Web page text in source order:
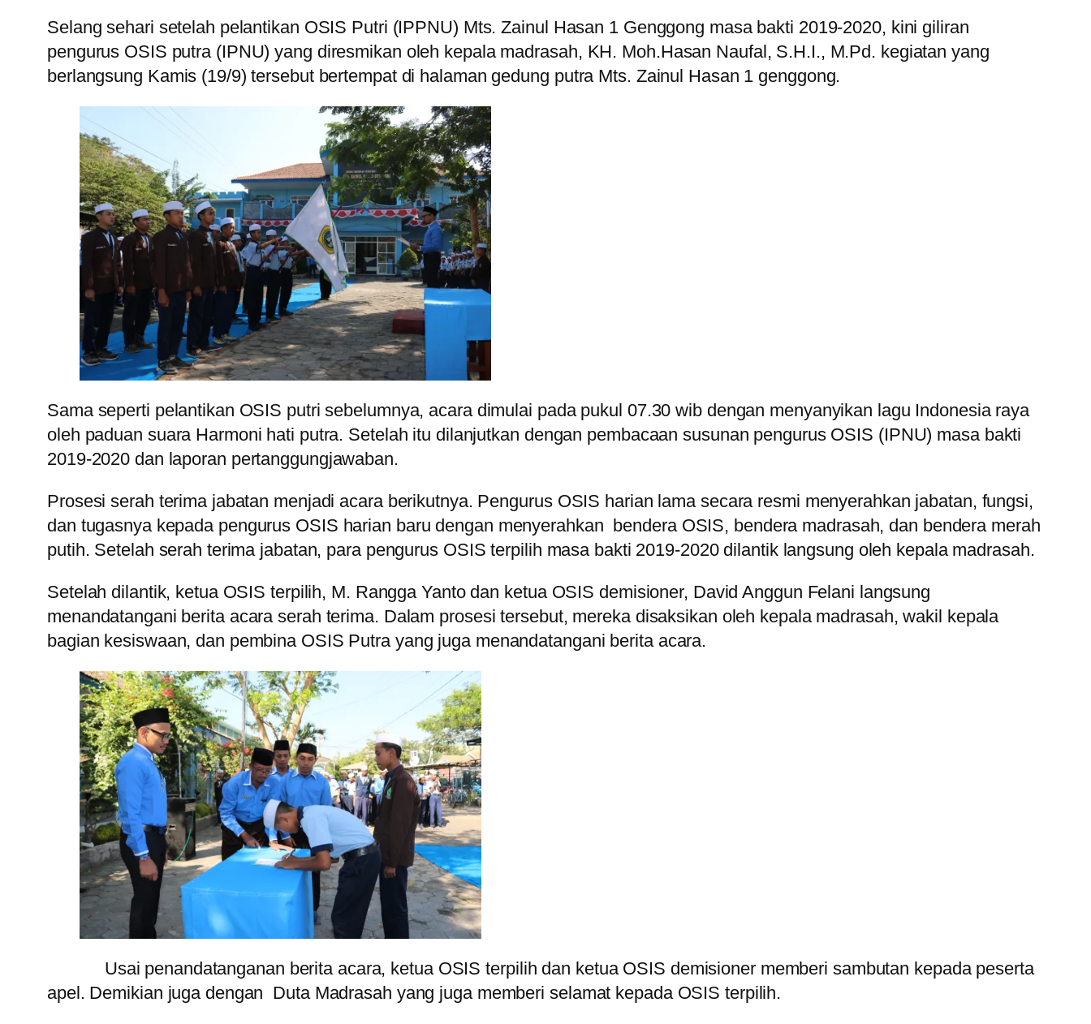
Selang sehari setelah pelantikan OSIS Putri (IPPNU) Mts. Zainul Hasan 1 Genggong masa bakti 2019-2020, kini giliran
pengurus OSIS putra (IPNU) yang diresmikan oleh kepala madrasah, KH. Moh.Hasan Naufal, S.H.I., M.Pd. kegiatan yang
berlangsung Kamis (19/9) tersebut bertempat di halaman gedung putra Mts. Zainul Hasan 1 genggong.
Sama seperti pelantikan OSIS putri sebelumnya, acara dimulai pada pukul 07.30 wib dengan menyanyikan lagu Indonesia raya
oleh paduan suara Harmoni hati putra. Setelah itu dilanjutkan dengan pembacaan susunan pengurus OSIS (IPNU) masa bakti
2019-2020 dan laporan pertanggungjawaban.
Prosesi serah terima jabatan menjadi acara berikutnya. Pengurus OSIS harian lama secara resmi menyerahkan jabatan, fungsi,
dan tugasnya kepada pengurus OSIS harian baru dengan menyerahkan bendera OSIS, bendera madrasah, dan bendera merah
putih. Setelah serah terima jabatan, para pengurus OSIS terpilih masa bakti 2019-2020 dilantik langsung oleh kepala madrasah.
Setelah dilantik, ketua OSIS terpilih, M. Rangga Yanto dan ketua OSIS demisioner, David Anggun Felani langsung
menandatangani berita acara serah terima. Dalam prosesi tersebut, mereka disaksikan oleh kepala madrasah, wakil kepala
bagian kesiswaan, dan pembina OSIS Putra yang juga menandatangani berita acara.
Usai penandatanganan berita acara, ketua OSIS terpilih dan ketua OSIS demisioner memberi sambutan kepada peserta
apel. Demikian juga dengan Duta Madrasah yang juga memberi selamat kepada OSIS terpilih.